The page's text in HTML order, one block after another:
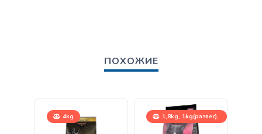
ПОХОЖИЕ
4kg
1,8kg, 1kg(развес),
7,5kg